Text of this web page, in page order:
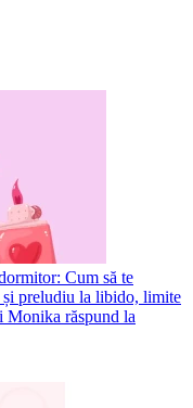
Cum să te
preludiu la libido, limite
Monika răspund la